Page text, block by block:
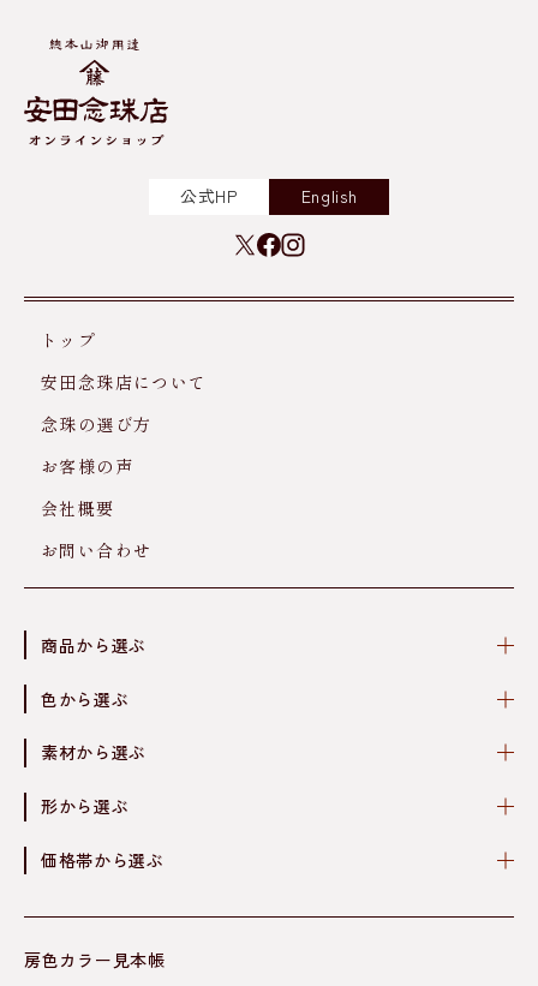
公式HP English
トップ
安田念珠店について
念珠の選び方
お客様の声
会社概要
お問い合わせ
商品から選ぶ
色から選ぶ
素材から選ぶ
形から選ぶ
価格帯から選ぶ
房色カラー見本帳